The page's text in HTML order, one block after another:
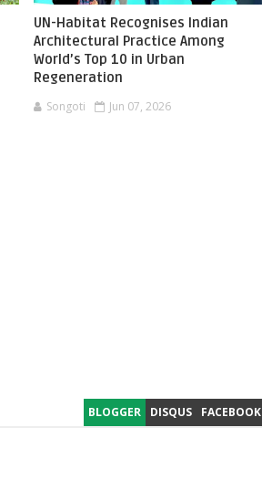
UN-Habitat Recognises Indian
Architectural Practice Among
World’s Top 10 in Urban
Regeneration
Songoti Jun 07, 2026
BLOGGER DISQUS FACEBOOK